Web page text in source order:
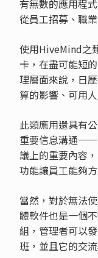
有無數的應用程
從員工招募、職
使用HiveMind之
卡，在盡可能短
理層面來說，日
算的影響、可用
此類應用還具有
重要信息溝通——
議上的重要內容
功能讓員工能夠
當然，對於無法
體軟件也是一個
組，管理者可以
班，並且它的交